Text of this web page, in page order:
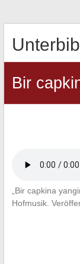
Bir
„Bir capkina
Hofmusik.